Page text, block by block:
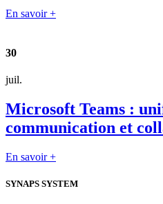
En savoir +
30
juil.
Microsoft Teams :
communication et
En savoir +
SYNAPS SYSTEM